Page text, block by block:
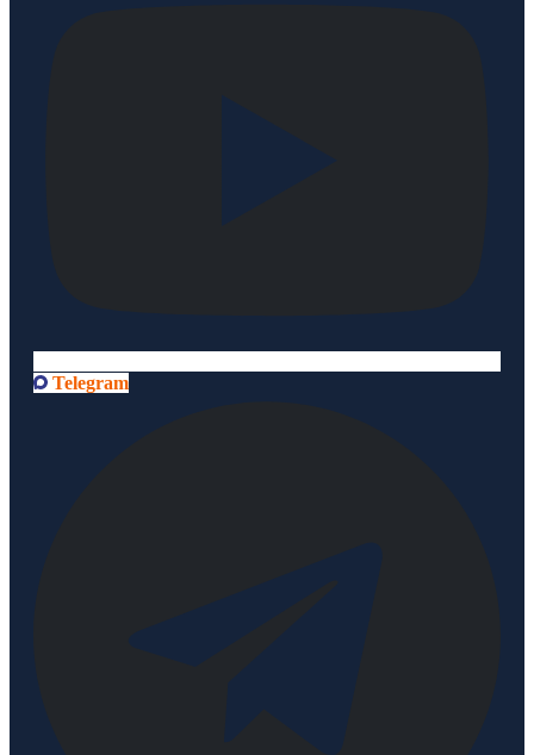
Telegram